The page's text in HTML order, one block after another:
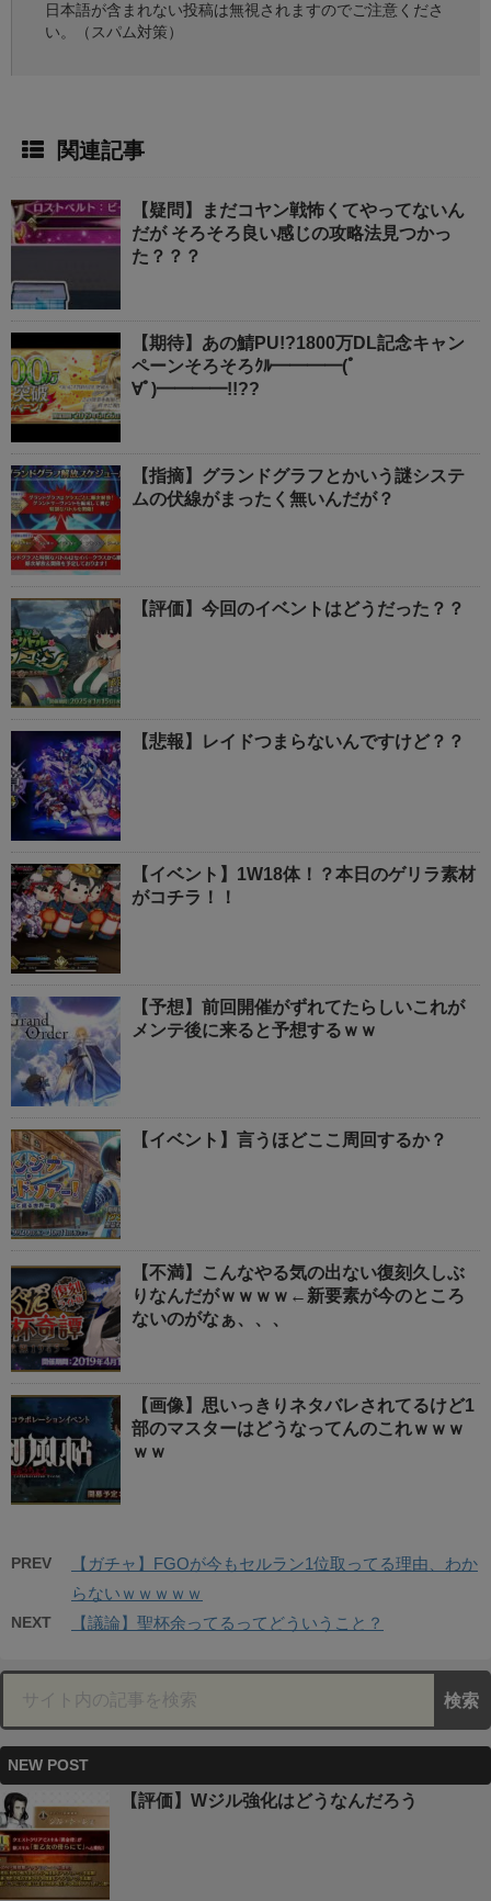
日本語が含まれない投稿は無視されますのでご注意くださ
い。（スパム対策）
関連記事
【疑問】まだコヤン戦怖くてやってないん
だが そろそろ良い感じの攻略法見つかっ
た？？？
【期待】あの鯖PU!?1800万DL記念キャン
ペーンそろそろｸﾙ━━━━(ﾟ
∀ﾟ)━━━━!!??
【指摘】グランドグラフとかいう謎システ
ムの伏線がまったく無いんだが？
【評価】今回のイベントはどうだった？？
【悲報】レイドつまらないんですけど？？
【イベント】1W18体！？本日のゲリラ素材
がコチラ！！
【予想】前回開催がずれてたらしいこれが
メンテ後に来ると予想するｗｗ
【イベント】言うほどここ周回するか？
【不満】こんなやる気の出ない復刻久しぶ
りなんだがｗｗｗｗ←新要素が今のところ
ないのがなぁ、、、
【画像】思いっきりネタバレされてるけど1
部のマスターはどうなってんのこれｗｗｗ
ｗｗ
PREV
【ガチャ】FGOが今もセルラン1位取ってる理由、わか
らないｗｗｗｗｗ
NEXT 【議論】聖杯余ってるってどういうこと？
NEW POST
【評価】Wジル強化はどうなんだろう